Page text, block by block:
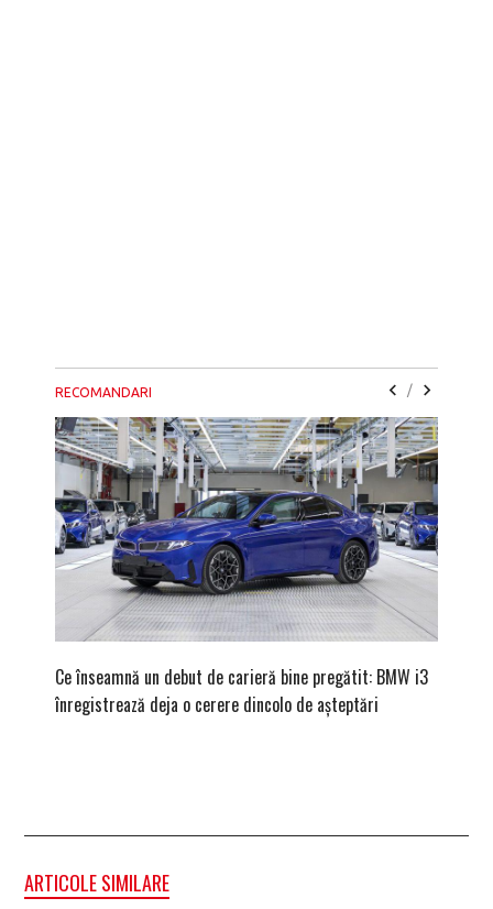
RECOMANDARI /
Ce înseamnă un debut de carieră bine pregătit: BMW i3
înregistrează deja o cerere dincolo de așteptări
ARTICOLE SIMILARE